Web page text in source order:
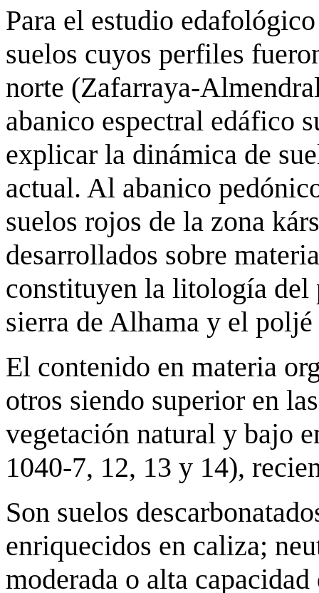
Para el estudio
suelos cuyos perfiles
norte (Zafarraya-
abanico espectral edáfico
explicar la dinámica de
actual. Al abanico
suelos rojos de la zona
desarrollados sobre
constituyen la litología del
sierra de Alhama y el
El contenido en materia
otros siendo superior en
vegetación natural y bajo
1040-7, 12, 13 y 14),
Son suelos
enriquecidos en caliza;
moderada o alta